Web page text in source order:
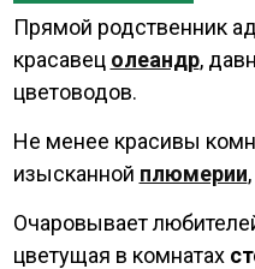
Прямой родственник
красавец олеандр,
цветоводов.
Не менее красивы
изысканной плюмерии
Очаровывает
цветущая в комнатах